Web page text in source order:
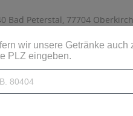
Peterstal, 77704